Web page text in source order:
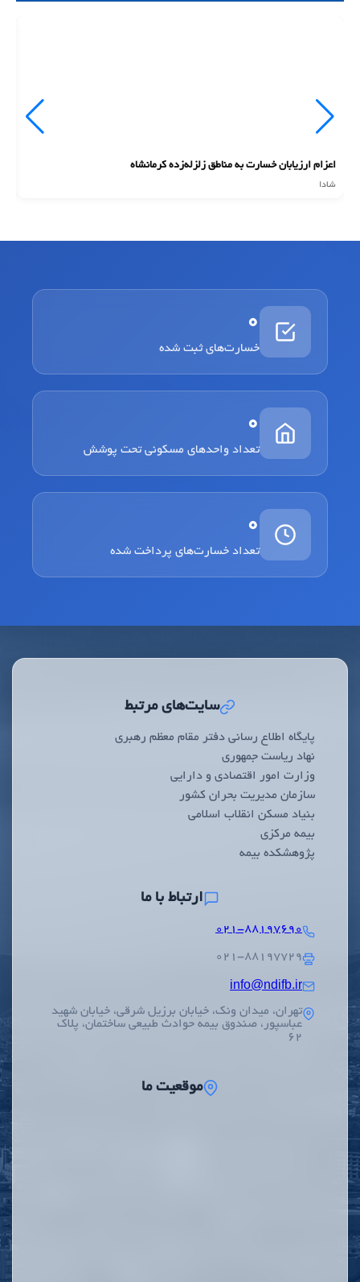
اعزام ارزیابان خسارت به مناطق زلزله‌زده کرمانشاه
شادا
0
خسارت‌های ثبت شده
0
تعداد واحدهای مسکونی تحت پوشش
0
تعداد خسارت‌های پرداخت شده
سایت‌های مرتبط
پایگاه اطلاع رسانی دفتر مقام معظم رهبری
نهاد ریاست جمهوری
وزارت امور اقتصادی و دارایی
سازمان مدیریت بحران کشور
بنیاد مسکن انقلاب اسلامی
بیمه مرکزی
پژوهشکده بیمه
ارتباط با ما
۰۲۱-۸۸۱۹۷۶۹۰
۰۲۱-۸۸۱۹۷۷۲۹
info@ndifb.ir
تهران، میدان ونک، خیابان برزیل شرقی، خیابان شهید
عباسپور، صندوق بیمه حوادث طبیعی ساختمان، پلاک
62
موقعیت ما